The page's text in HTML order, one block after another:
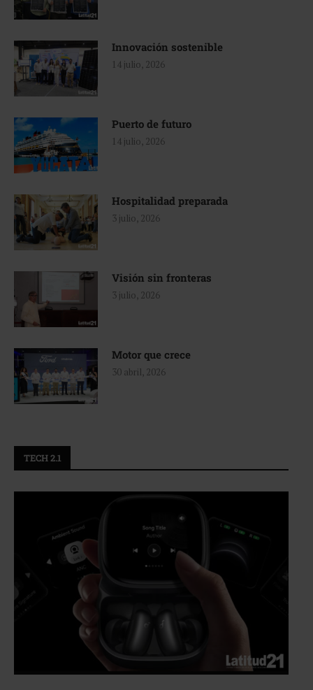
Innovación sostenible
14 julio, 2026
Puerto de futuro
14 julio, 2026
Hospitalidad preparada
3 julio, 2026
Visión sin fronteras
3 julio, 2026
Motor que crece
30 abril, 2026
TECH 2.1